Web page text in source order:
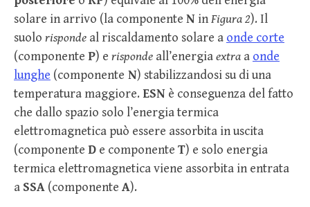
solare in arrivo (la componente N inFigura 2). Il
suolo risponde al riscaldamento solare a onde corte
(componente P) e risponde all’energiaextra a onde
lunghe (componente N) stabilizzandosi su di una
temperatura maggiore. ESN è conseguenza del fatto
che dallo spazio solo l’energia termica
elettromagnetica può essere assorbita in uscita
(componente D e componente T) e solo energia
termica elettromagnetica viene assorbita in entrata
a SSA (componente A).